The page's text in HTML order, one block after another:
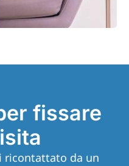
fissare
ricontattato da un